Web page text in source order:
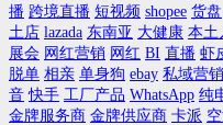
播 跨境直播 短视频 shopee 货盘
土店 lazada 东南亚 大健康 本土
展会 网红营销 网红 BI 直播 虾
脱单 相亲 单身狗 ebay 私域营销
音 快手 工厂产品 WhatsApp 纯
金牌服务商 金牌供应商 卡派